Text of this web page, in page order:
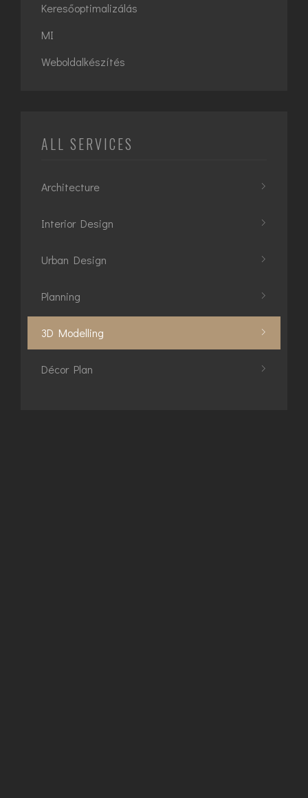
Keresőoptimalizálás
MI
Weboldalkészítés
ALL SERVICES
Architecture
Interior Design
Urban Design
Planning
3D Modelling
Décor Plan